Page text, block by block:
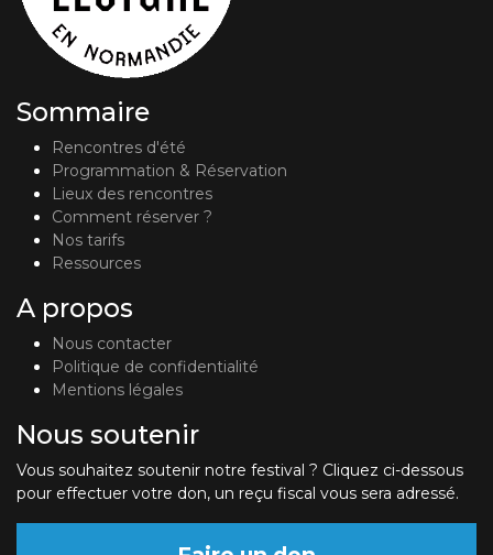
Sommaire
Rencontres d'été
Programmation & Réservation
Lieux des rencontres
Comment réserver ?
Nos tarifs
Ressources
A propos
Nous contacter
Politique de confidentialité
Mentions légales
Nous soutenir
Vous souhaitez soutenir notre festival ? Cliquez ci-dessous
pour effectuer votre don, un reçu fiscal vous sera adressé.